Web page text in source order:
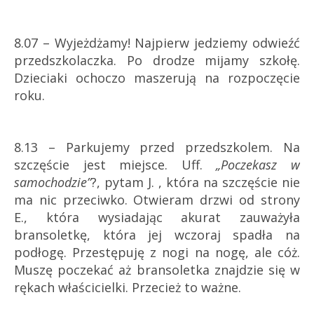
8.07 – Wyjeżdżamy! Najpierw jedziemy odwieźć
przedszkolaczka. Po drodze mijamy szkołę.
Dzieciaki ochoczo maszerują na rozpoczęcie
roku.
8.13 – Parkujemy przed przedszkolem. Na
szczęście jest miejsce. Uff.„Poczekasz w
samochodzie”?, pytam J. , która na szczęście nie
ma nic przeciwko. Otwieram drzwi od strony
E., która wysiadając akurat zauważyła
bransoletkę, która jej wczoraj spadła na
podłogę. Przestępuję z nogi na nogę, ale cóż.
Muszę poczekać aż bransoletka znajdzie się w
rękach właścicielki. Przecież to ważne.